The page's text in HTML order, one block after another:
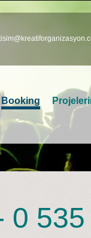
Booking
0